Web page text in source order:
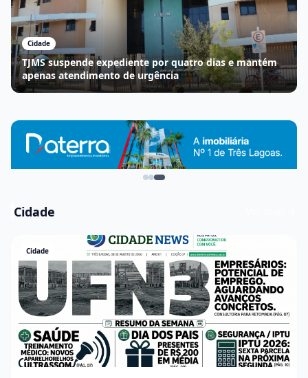
Cidade
TJMS suspende expediente por quatro dias e mantém
apenas atendimento de urgência
Cidade
Cidade